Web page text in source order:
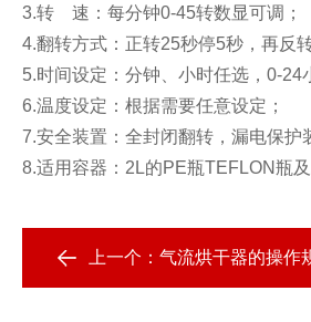
3.转 速：每分钟0-45转数显可调；
4.翻转方式：正转25秒停5秒，再反
5.时间设定：分钟、小时任选， 0-24
6.温度设定：根据需要任意设定；
7.安全装置：全封闭翻转，漏电保护
8.适用容器： 2L的PE瓶TEFLON瓶及
上一个： 气流烘干器的操作